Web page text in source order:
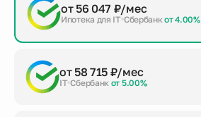
Ипотека для IT Сбербанкот 4.00%
от 56 047 ₽/мес
от 20%
первый взнос
до 30 лет
Заказать консультацию
IT Сбербанк от 5.00%
от 58 715 ₽/мес